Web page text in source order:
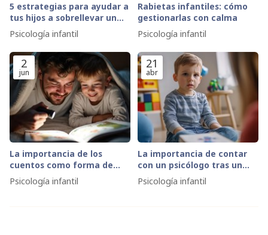
5 estrategias para ayudar a
tus hijos a sobrellevar un
divorcio de la mejor manera
Psicología infantil
Rabietas infantiles: cómo
gestionarlas con calma
Psicología infantil
2
jun
La importancia de los
cuentos como forma de
crear un tiempo para
compartir juntos
Psicología infantil
21
abr
La importancia de contar
con un psicólogo tras un
divorcio
Psicología infantil